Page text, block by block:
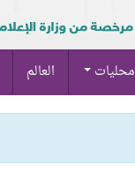
محليات العالم